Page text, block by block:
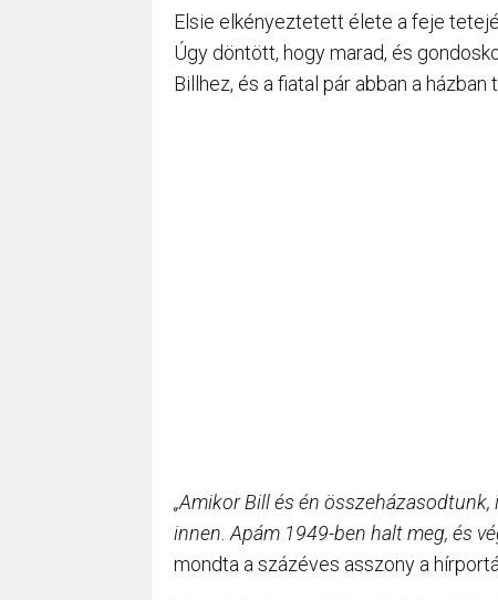
Elsie elkényeztetett élete a feje
Úgy döntött, hogy marad, és
Billhez, és a fiatal pár abban a
„Amikor Bill és én
innen. Apám 1949-ben halt meg, és
mondta a százéves asszony a